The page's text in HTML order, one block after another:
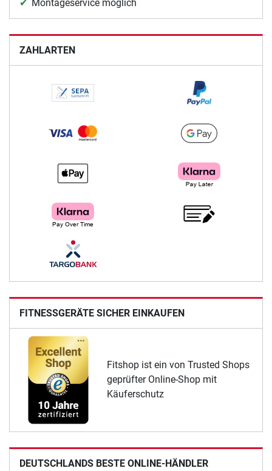
Montageservice möglich
ZAHLARTEN
FITNESSGERÄTE SICHER EINKAUFEN
Fitshop ist ein von Trusted Shops
geprüfter Online-Shop mit
Käuferschutz
DEUTSCHLANDS BESTE ONLINE-HÄNDLER